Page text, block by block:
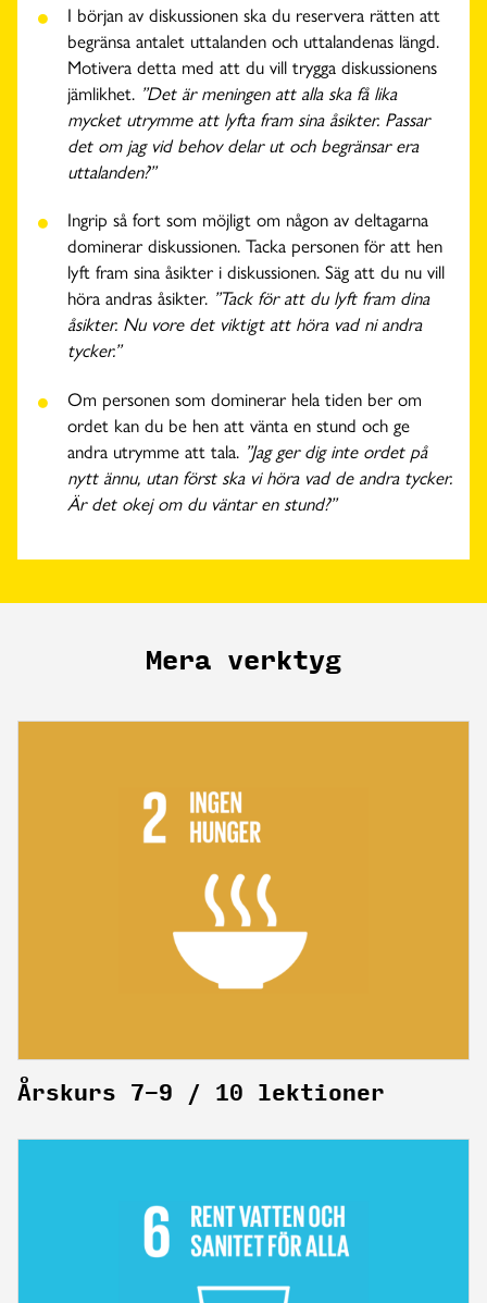
I början av diskussionen ska du reservera rätten att
begränsa antalet uttalanden och uttalandenas längd.
Motivera detta med att du vill trygga diskussionens
jämlikhet. ”Det är meningen att alla ska få lika
mycket utrymme att lyfta fram sina åsikter. Passar
det om jag vid behov delar ut och begränsar era
uttalanden?”
Ingrip så fort som möjligt om någon av deltagarna
dominerar diskussionen. Tacka personen för att hen
lyft fram sina åsikter i diskussionen. Säg att du nu vill
höra andras åsikter. ”Tack för att du lyft fram dina
åsikter. Nu vore det viktigt att höra vad ni andra
tycker.”
Om personen som dominerar hela tiden ber om
ordet kan du be hen att vänta en stund och ge
andra utrymme att tala. ”Jag ger dig inte ordet på
nytt ännu, utan först ska vi höra vad de andra tycker.
Är det okej om du väntar en stund?”
Mera verktyg
Årskurs 7-9 / 10 lektioner